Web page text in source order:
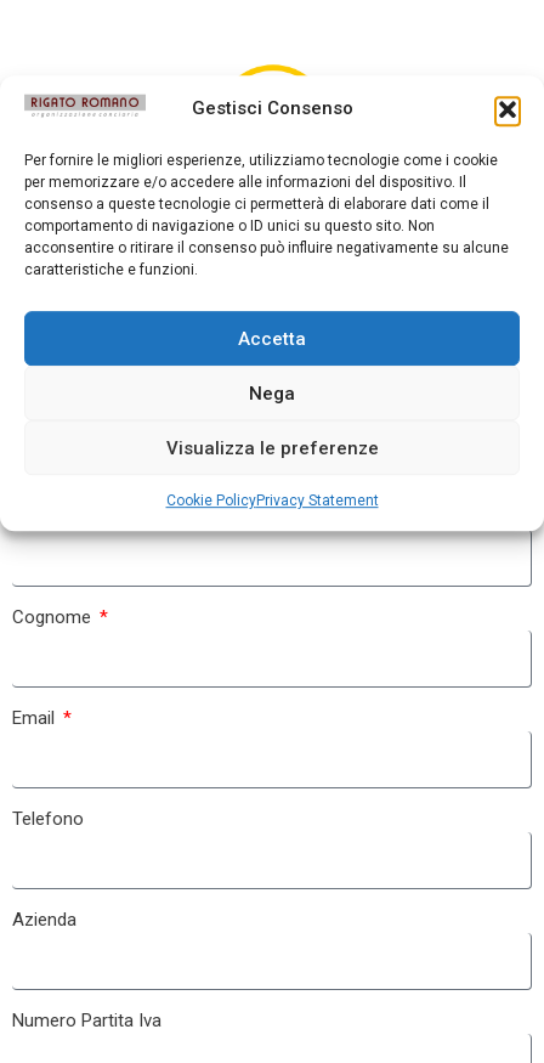
Gestisci Consenso
Per fornire le migliori esperienze, utilizziamo tecnologie come i cookie
per memorizzare e/o accedere alle informazioni del dispositivo. Il
consenso a queste tecnologie ci permetterà di elaborare dati come il
comportamento di navigazione o ID unici su questo sito. Non
acconsentire o ritirare il consenso può influire negativamente su alcune
caratteristiche e funzioni.
Accetta
Nega
Visualizza le preferenze
Cookie PolicyPrivacy Statement
START HERE!
Cognome
Email
Telefono
Azienda
Numero Partita Iva